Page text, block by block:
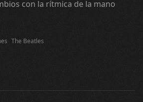
con la rítmica de la mano
The Beatles
M-Clan - Carolina (simplificada)